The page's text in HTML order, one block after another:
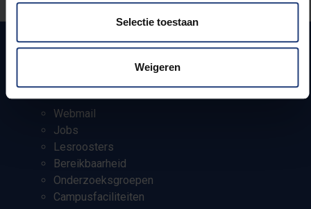
Selectie toestaan
Weigeren
Webmail
Jobs
Lesroosters
Bereikbaarheid
Onderzoeksgroepen
Campusfaciliteiten